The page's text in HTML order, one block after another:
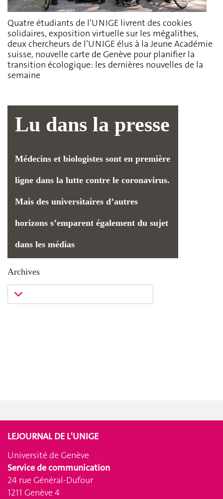
Quatre étudiants de l’UNIGE livrent des cookies
solidaires, exposition virtuelle sur les mégalithes,
deux chercheurs de l’UNIGE élus à la Jeune Académie
suisse, nouvelle carte de Genève pour planifier la
transition écologique: les dernières nouvelles de la
semaine
Lu dans la presse
Médecins et biologistes sont en première
ligne dans la lutte contre le coronavirus.
Mais des universitaires d’autres
horizons s’emparent également du sujet
dans les médias
Archives
LEJOURNAL DE L'UNIGE
Université de Genève
Service de communication
24 rue Général-Dufour
1211 Genève 4